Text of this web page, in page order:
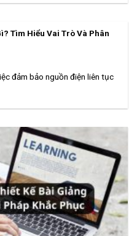
Tìm Hiểu Vai Trò Và Phân
đảm bảo nguồn điện liên tục